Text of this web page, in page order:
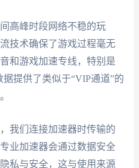
高峰时段网络不稳的玩
技术确保了游戏过程毫无
和游戏加速专线，特别是
提供了类似于“VIP通道”的
我们连接加速器时传输的
业加速器会通过数据安全
私与安全，这与使用来源